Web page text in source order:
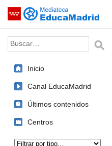
Saltar navegación
Palabra o frase:
Inicio
Canal EducaMadrid
Últimos contenidos
Centros